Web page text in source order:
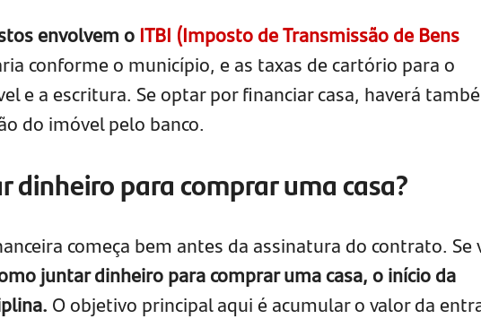
envolvem o ITBI (Imposto de Transmissão de Bens
conforme o município, e as taxas de cartório para o
e a escritura. Se optar por financiar casa, haverá
do imóvel pelo banco.
dinheiro para comprar uma casa?
começa bem antes da assinatura do contrato. Se
juntar dinheiro para comprar uma casa, o início da
O objetivo principal aqui é acumular o valor da